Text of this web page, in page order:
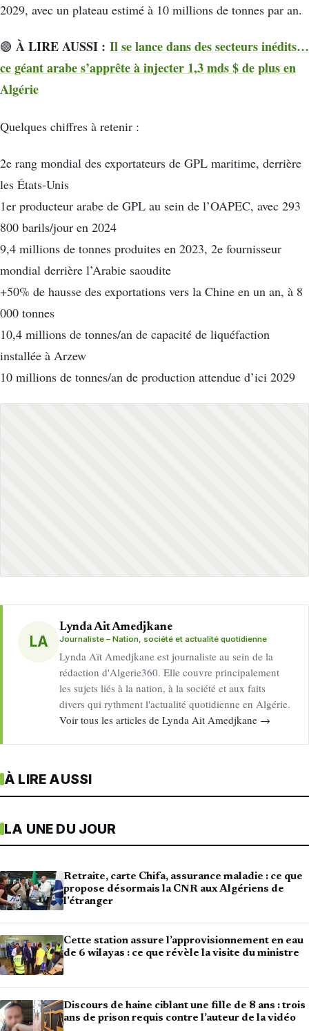
2029, avec un plateau estimé à 10 millions de tonnes par an.
🟢 À LIRE AUSSI : Il se lance dans des secteurs inédits…
ce géant arabe s’apprête à injecter 1,3 mds $ de plus en
Algérie
Quelques chiffres à retenir :
2e rang mondial des exportateurs de GPL maritime, derrière
les États-Unis
1er producteur arabe de GPL au sein de l’OAPEC, avec 293
800 barils/jour en 2024
9,4 millions de tonnes produites en 2023, 2e fournisseur
mondial derrière l’Arabie saoudite
+50% de hausse des exportations vers la Chine en un an, à 8
000 tonnes
10,4 millions de tonnes/an de capacité de liquéfaction
installée à Arzew
10 millions de tonnes/an de production attendue d’ici 2029
LA
Lynda Ait Amedjkane
Journaliste – Nation, société et actualité quotidienne
Lynda Aït Amedjkane est journaliste au sein de la
rédaction d'Algerie360. Elle couvre principalement
les sujets liés à la nation, à la société et aux faits
divers qui rythment l'actualité quotidienne en Algérie.
Voir tous les articles de Lynda Ait Amedjkane →
À LIRE AUSSI
LA UNE DU JOUR
Retraite, carte Chifa, assurance maladie : ce que
propose désormais la CNR aux Algériens de
l’étranger
Cette station assure l’approvisionnement en eau
de 6 wilayas : ce que révèle la visite du ministre
Discours de haine ciblant une fille de 8 ans : trois
ans de prison requis contre l’auteur de la vidéo